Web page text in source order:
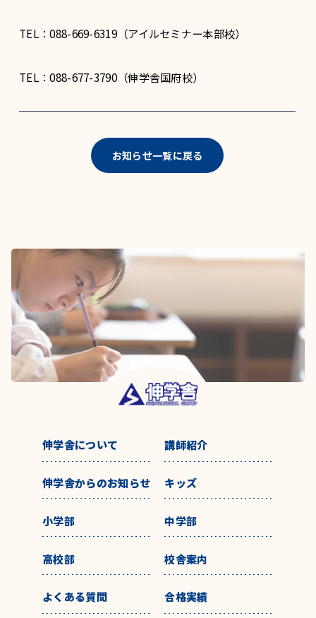
TEL：088-669-6319（アイルセミナー本部校）
TEL：088-677-3790（伸学舎国府校）
お知らせ一覧に戻る
伸学舎について 講師紹介
伸学舎からのお知らせ キッズ
小学部 中学部
高校部 校舎案内
よくある質問 合格実績